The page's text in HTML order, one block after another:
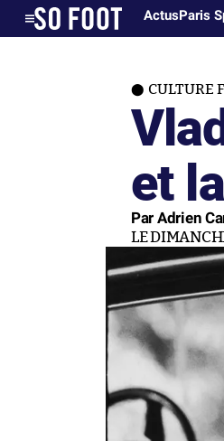
ActusParis
CULTURE
et
Par Adrien
LE